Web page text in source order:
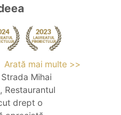
Arată mai multe >>
Mihai
Restaurantul
drept o